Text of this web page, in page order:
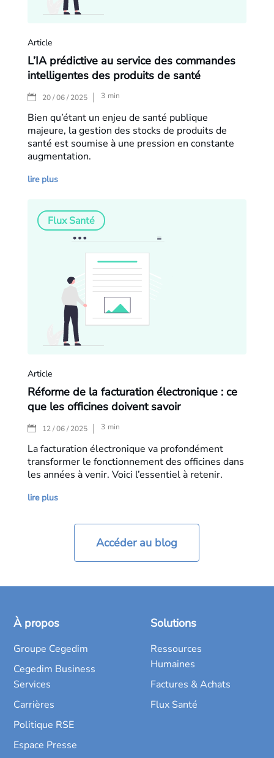
Article
L’IA prédictive au service des commandes
intelligentes des produits de santé
20 / 06 / 2025 |3 min
Bien qu’étant un enjeu de santé publique
majeure, la gestion des stocks de produits de
santé est soumise à une pression en constante
augmentation.
lire plus
Article
Réforme de la facturation électronique : ce
que les officines doivent savoir
12 / 06 / 2025 |
Flux Santé
3 min
La facturation électronique va profondément
transformer le fonctionnement des officines dans
les années à venir. Voici l’essentiel à retenir.
lire plus
Accéder au blog
À propos
Groupe Cegedim
Cegedim Business
Services
Carrières
Politique RSE
Espace Presse
Solutions
Ressources
Humaines
Factures & Achats
Flux Santé